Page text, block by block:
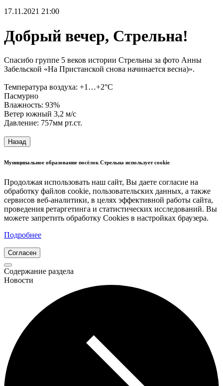
17.11.2021 21:00
Добрый вечер, Стрельна!
Спасибо группе 5 веков истории Стрельны за фото Анны
Забельской «На Пристанской снова начинается весна)».
Температура воздуха: +1…+2°С
Пасмурно
Влажность: 93%
Ветер южный 3,2 м/с
Давление: 757мм рт.ст.
Назад
Муниципальное образование посёлок Стрельна использует cookie
Продолжая использовать наш сайт, Вы даете согласие на
обработку файлов cookie, пользовательских данных, а также
сервисов веб-аналитики, в целях эффективной работы сайта,
проведения ретаргетинга и статистических исследований. Вы
можете запретить обработку Cookies в настройках браузера.
Подробнее
Согласен
Содержание раздела
Новости